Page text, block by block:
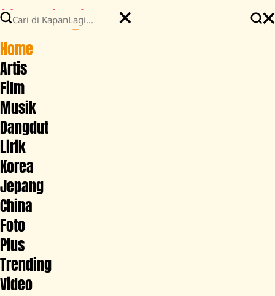
Home
Artis
Film
Musik
Dangdut
Lirik
Korea
Jepang
China
Foto
Plus
Trending
Video